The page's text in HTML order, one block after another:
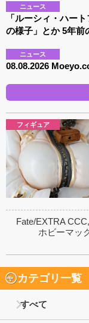
ニュース
「ルーシィ・ハー
の様子」とか 5年前
ニュース
08.08.2026
フィギュア
Fate/EXTRA CCC,
ホビーマッ
カテゴリ一覧
すべて